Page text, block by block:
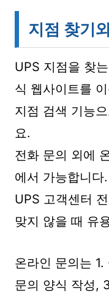
지점 찾기
UPS 지점을 찾
식 웹사이트를
지점 검색 기능
요.
전화 문의 외에
에서 가능합니다.
UPS 고객센터
맞지 않을 때 유
온라인 문의는
문의 양식 작성,